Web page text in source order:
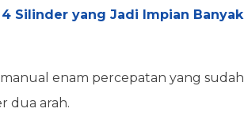
Silinder yang Jadi Impian Banyak
enam percepatan yang sudah
dua arah.